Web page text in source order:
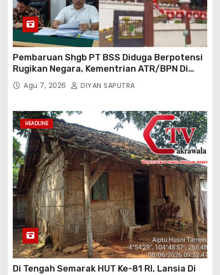
Pembaruan Shgb PT BSS Diduga Berpotensi
Rugikan Negara, Kementrian ATR/BPN Di
Gugat Di PTUN Jakarta
Agu 7, 2026 DIYAN SAPUTRA
HEADLINE
Di Tengah Semarak HUT Ke-81 RI, Lansia Di